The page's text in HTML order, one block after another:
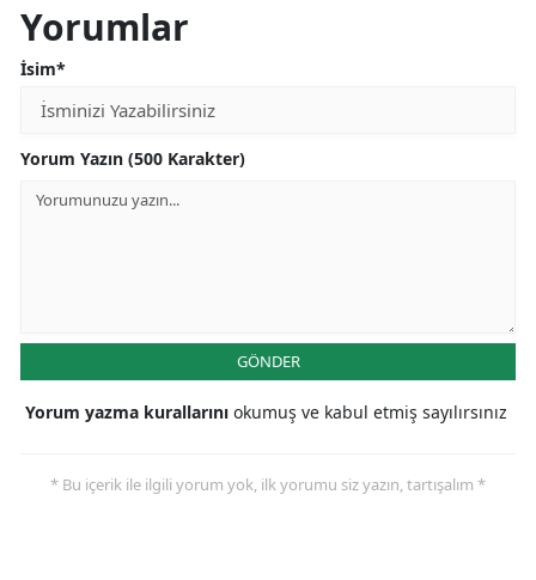
Yorumlar
İsim*
Yorum Yazın (500 Karakter)
GÖNDER
Yorum yazma kurallarını okumuş ve kabul etmiş sayılırsınız
* Bu içerik ile ilgili yorum yok, ilk yorumu siz yazın, tartışalım *